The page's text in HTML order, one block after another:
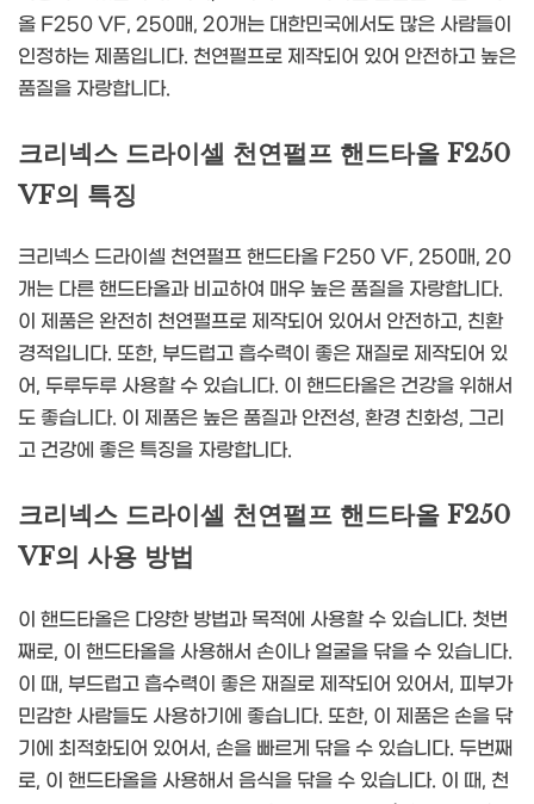
올 F250 VF, 250매, 20개는 대한민국에서도 많은 사람들이
인정하는 제품입니다. 천연펄프로 제작되어 있어 안전하고 높은
품질을 자랑합니다.
크리넥스 드라이셀 천연펄프 핸드타올 F250
VF의 특징
크리넥스 드라이셀 천연펄프 핸드타올 F250 VF, 250매, 20
개는 다른 핸드타올과 비교하여 매우 높은 품질을 자랑합니다.
이 제품은 완전히 천연펄프로 제작되어 있어서 안전하고, 친환
경적입니다. 또한, 부드럽고 흡수력이 좋은 재질로 제작되어 있
어, 두루두루 사용할 수 있습니다. 이 핸드타올은 건강을 위해서
도 좋습니다. 이 제품은 높은 품질과 안전성, 환경 친화성, 그리
고 건강에 좋은 특징을 자랑합니다.
크리넥스 드라이셀 천연펄프 핸드타올 F250
VF의 사용 방법
이 핸드타올은 다양한 방법과 목적에 사용할 수 있습니다. 첫번
째로, 이 핸드타올을 사용해서 손이나 얼굴을 닦을 수 있습니다.
이 때, 부드럽고 흡수력이 좋은 재질로 제작되어 있어서, 피부가
민감한 사람들도 사용하기에 좋습니다. 또한, 이 제품은 손을 닦
기에 최적화되어 있어서, 손을 빠르게 닦을 수 있습니다. 두번째
로, 이 핸드타올을 사용해서 음식을 닦을 수 있습니다. 이 때, 천